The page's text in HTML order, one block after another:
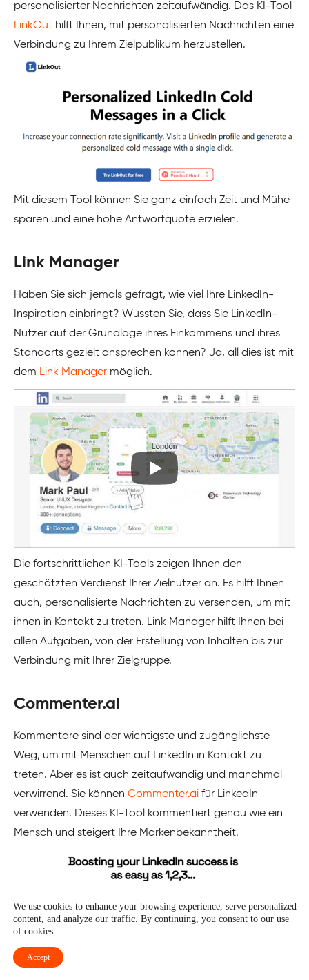
personalisierter Nachrichten zeitaufwändig. Das KI-Tool
LinkOut hilft Ihnen, mit personalisierten Nachrichten eine
Verbindung zu Ihrem Zielpublikum herzustellen.
Mit diesem Tool können Sie ganz einfach Zeit und Mühe
sparen und eine hohe Antwortquote erzielen.
Link Manager
Haben Sie sich jemals gefragt, wie viel Ihre LinkedIn-
Inspiration einbringt? Wussten Sie, dass Sie LinkedIn-
Nutzer auf der Grundlage ihres Einkommens und ihres
Standorts gezielt ansprechen können? Ja, all dies ist mit
dem Link Manager möglich.
Die fortschrittlichen KI-Tools zeigen Ihnen den
geschätzten Verdienst Ihrer Zielnutzer an. Es hilft Ihnen
auch, personalisierte Nachrichten zu versenden, um mit
ihnen in Kontakt zu treten. Link Manager hilft Ihnen bei
allen Aufgaben, von der Erstellung von Inhalten bis zur
Verbindung mit Ihrer Zielgruppe.
Commenter.ai
Kommentare sind der wichtigste und zugänglichste
Weg, um mit Menschen auf LinkedIn in Kontakt zu
treten. Aber es ist auch zeitaufwändig und manchmal
verwirrend. Sie können Commenter.ai für LinkedIn
verwenden. Dieses KI-Tool kommentiert genau wie ein
Mensch und steigert Ihre Markenbekanntheit.
We use cookies to enhance your browsing experience, serve personalized
content, and analyze our traffic. By continuing, you consent to our use
of cookies.
Accept